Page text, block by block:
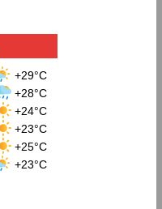
+29°C
+28°C
+24°C
+23°C
+25°C
+23°C